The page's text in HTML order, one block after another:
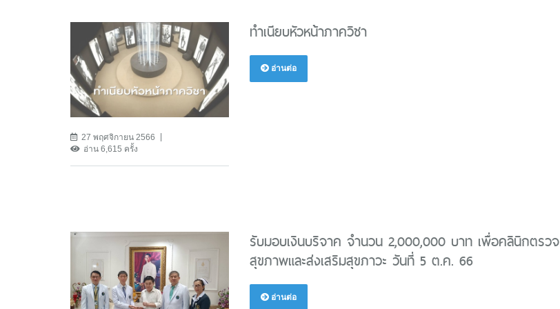
27 พฤศจิกายน 2566
อ่าน 6,615 ครั้ง
ทำเนียบหัวหน้าภาควิชา
อ่านต่อ
รับมอบเงินบริจาค จำนวน 2,000,000 บาท เพื่อคลินิกตรวจ
สุขภาพและส่งเสริมสุขภาวะ วันที่ 5 ต.ค. 66
อ่านต่อ